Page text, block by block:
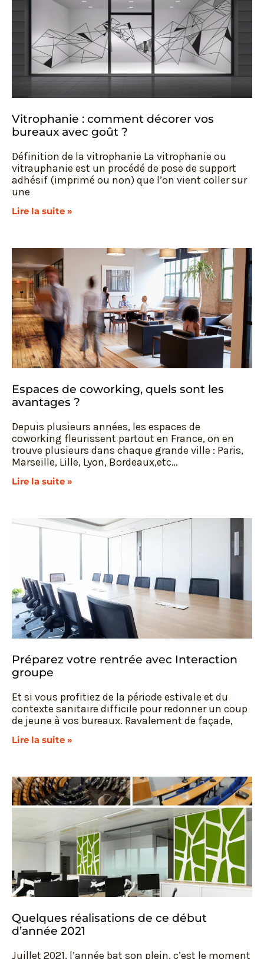
Vitrophanie : comment décorer vos
bureaux avec goût ?
Définition de la vitrophanie La vitrophanie ou
vitrauphanie est un procédé de pose de support
adhésif (imprimé ou non) que l’on vient coller sur
une
Lire la suite »
Espaces de coworking, quels sont les
avantages ?
Depuis plusieurs années, les espaces de
coworking fleurissent partout en France, on en
trouve plusieurs dans chaque grande ville : Paris,
Marseille, Lille, Lyon, Bordeaux,etc…
Lire la suite »
Préparez votre rentrée avec Interaction
groupe
Et si vous profitiez de la période estivale et du
contexte sanitaire difficile pour redonner un coup
de jeune à vos bureaux. Ravalement de façade,
Lire la suite »
Quelques réalisations de ce début
d’année 2021
Juillet 2021, l’année bat son plein, c’est le moment